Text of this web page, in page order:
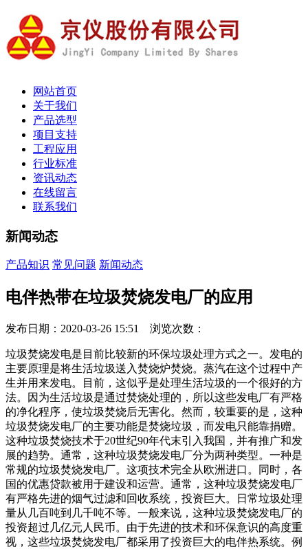
网站首页
关于我们
产品选型
项目支持
工程应用
行业标准
资讯动态
在线留言
联系我们
新闻动态
产品知识 常见问题 新闻动态
电伴热带在垃圾焚烧发电厂的应用
发布日期：2020-03-26 15:51 浏览次数：
垃圾焚烧发电是目前比较新的环保垃圾处理方式之一。发电的
主要原理是将生活垃圾送入焚烧炉焚烧。蒸汽在这个过程中产
生并用来发电。目前，这似乎是处理生活垃圾的一个很好的方
法。因为生活垃圾是通过焚烧处理的，所以这些发电厂有严格
的净化程序，使垃圾焚烧后无害化。然而，较重要的是，这种
垃圾焚烧发电厂的主要功能是焚烧垃圾，而发电只能靠捐赠。
这种垃圾焚烧技术于20世纪90年代末引入我国，并有推广和发
展的趋势。通常，这种垃圾焚烧发电厂分为两种类型。一种是
常规的垃圾焚烧发电厂。这项技术完全从欧洲进口。同时，各
国的优惠贷款被用于建设和运营。通常，这种垃圾焚烧发电厂
有严格先进的烟气过滤和回收系统，投资巨大。日常垃圾处理
量从几百吨到几千吨不等。一般来说，这种垃圾焚烧发电厂的
投资超过几亿元人民币。由于先进的技术和环保意识的高度重
视，这些垃圾焚烧发电厂都采用了投资巨大的电伴热系统。例